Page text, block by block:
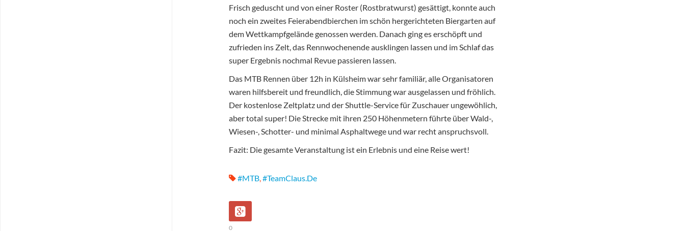
Frisch geduscht und von einer Roster (Rostbratwurst) gesättigt, konnte auch
noch ein zweites Feierabendbierchen im schön hergerichteten Biergarten auf
dem Wettkampfgelände genossen werden. Danach ging es erschöpft und
zufrieden ins Zelt, das Rennwochenende ausklingen lassen und im Schlaf das
super Ergebnis nochmal Revue passieren lassen.
Das MTB Rennen über 12h in Külsheim war sehr familiär, alle Organisatoren
waren hilfsbereit und freundlich, die Stimmung war ausgelassen und fröhlich.
Der kostenlose Zeltplatz und der Shuttle-Service für Zuschauer ungewöhlich,
aber total super! Die Strecke mit ihren 250 Höhenmetern führte über Wald-,
Wiesen-, Schotter- und minimal Asphaltwege und war recht anspruchsvoll.
Fazit: Die gesamte Veranstaltung ist ein Erlebnis und eine Reise wert!
#MTB,#TeamClaus.de
0